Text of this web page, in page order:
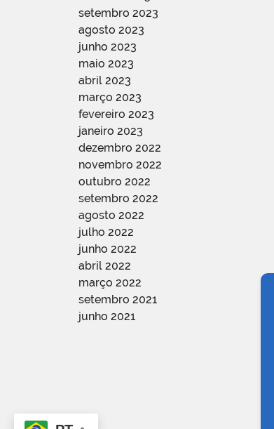
setembro 2023
agosto 2023
junho 2023
maio 2023
abril 2023
março 2023
fevereiro 2023
janeiro 2023
dezembro 2022
novembro 2022
outubro 2022
setembro 2022
agosto 2022
julho 2022
junho 2022
abril 2022
março 2022
setembro 2021
junho 2021